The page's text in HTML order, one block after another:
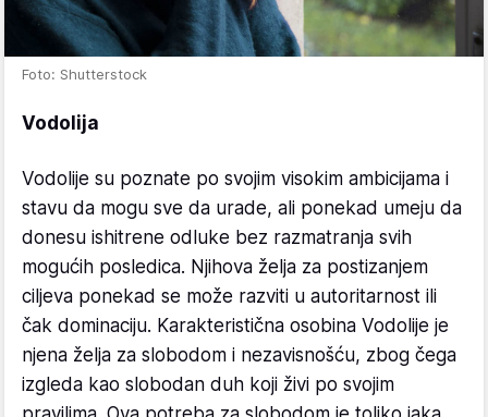
Foto: Shutterstock
Vodolija
Vodolije su poznate po svojim visokim ambicijama i
stavu da mogu sve da urade, ali ponekad umeju da
donesu ishitrene odluke bez razmatranja svih
mogućih posledica. Njihova želja za postizanjem
ciljeva ponekad se može razviti u autoritarnost ili
čak dominaciju. Karakteristična osobina Vodolije je
njena želja za slobodom i nezavisnošću, zbog čega
izgleda kao slobodan duh koji živi po svojim